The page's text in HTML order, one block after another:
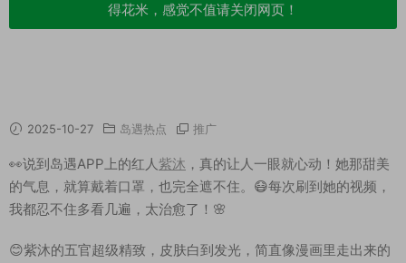
得花米，感觉不值请关闭网页！
2025-10-27 岛遇热点 推广
👀说到岛遇APP上的红人紫沐 ，真的让人一眼就心动！她那甜美
的气息，就算戴着口罩，也完全遮不住。😷每次刷到她的视频，
我都忍不住多看几遍，太治愈了！🌸
😊紫沐的五官超级精致，皮肤白到发光，简直像漫画里走出来的